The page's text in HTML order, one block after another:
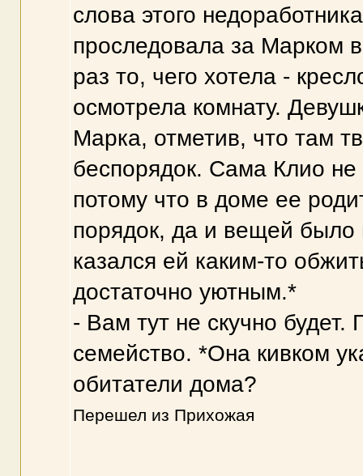
слова этого
проследовала за Марком
раз то, чего хотела -
осмотрела комнату.
Марка, отметив, что там
беспорядок. Сама Клио не
потому что в доме ее
порядок, да и вещей
казался ей каким-то
достаточно уютным.*
- Вам тут не скучно будет.
семейство. *Она кивком
обитатели дома?
Перешел из Прихожая